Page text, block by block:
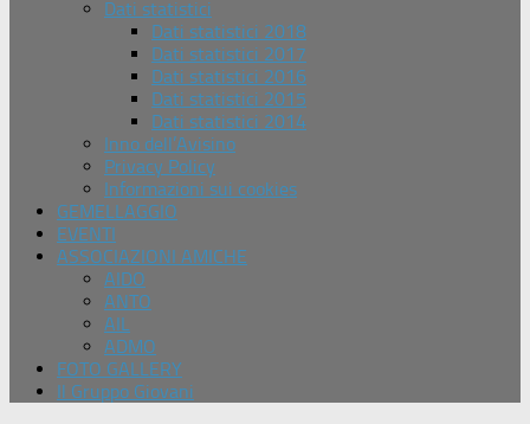
Dati statistici
Dati statistici 2018
Dati statistici 2017
Dati statistici 2016
Dati statistici 2015
Dati statistici 2014
Inno dell’Avisino
Privacy Policy
Informazioni sui cookies
GEMELLAGGIO
EVENTI
ASSOCIAZIONI AMICHE
AIDO
ANTO
AIL
ADMO
FOTO GALLERY
Il Gruppo Giovani